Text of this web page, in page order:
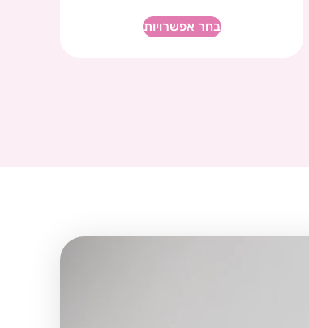
בחר אפשרויות